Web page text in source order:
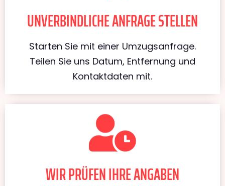
UNVERBINDLICHE ANFRAGE STELLEN
Starten Sie mit einer Umzugsanfrage.
Teilen Sie uns Datum, Entfernung und
Kontaktdaten mit.
WIR PRÜFEN IHRE ANGABEN